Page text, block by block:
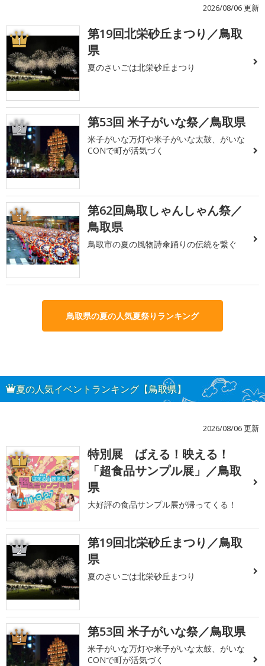
2026/08/06 更新
1
第19回北栄砂丘まつり／鳥取
県
夏のさいごは北栄砂丘まつり
2 第53回 米子がいな祭／鳥取県
米子がいな万灯や米子がいな太鼓、がいな
CONで町が活気づく
3
第62回鳥取しゃんしゃん祭／
鳥取県
鳥取市の夏の風物詩傘踊りの伝統を繋ぐ
鳥取県の夏の人気夏祭りランキング
夏の人気イベントランキング【鳥取県】
2026/08/06 更新
1
特別展 ばえる！映える！
「超食品サンプル展」／鳥取
県
大好評の食品サンプル展が帰ってくる！
2
第19回北栄砂丘まつり／鳥取
県
夏のさいごは北栄砂丘まつり
3 第53回 米子がいな祭／鳥取県
米子がいな万灯や米子がいな太鼓、がいな
CONで町が活気づく